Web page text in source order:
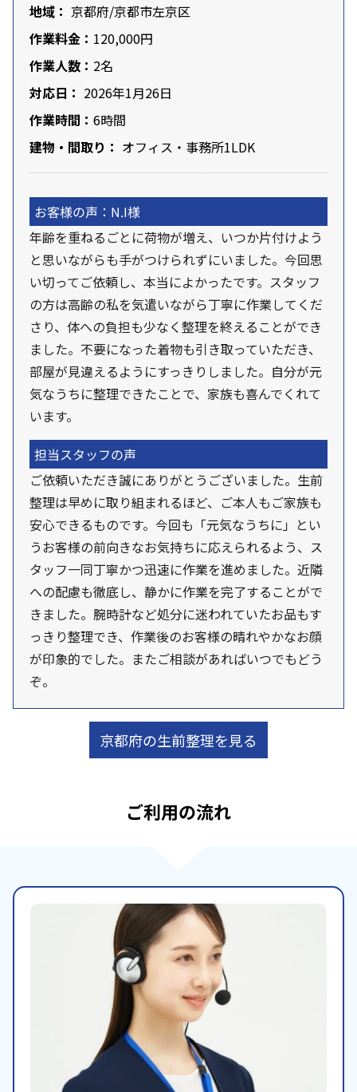
地域： 京都府/京都市左京区
作業料金： 120,000円
作業人数： 2名
対応日： 2026年1月26日
作業時間： 6時間
建物・間取り： オフィス・事務所1LDK
お客様の声：N.I様
年齢を重ねるごとに荷物が増え、いつか片付けよう
と思いながらも手がつけられずにいました。今回思
い切ってご依頼し、本当によかったです。スタッフ
の方は高齢の私を気遣いながら丁寧に作業してくだ
さり、体への負担も少なく整理を終えることができ
ました。不要になった着物も引き取っていただき、
部屋が見違えるようにすっきりしました。自分が元
気なうちに整理できたことで、家族も喜んでくれて
います。
担当スタッフの声
ご依頼いただき誠にありがとうございました。生前
整理は早めに取り組まれるほど、ご本人もご家族も
安心できるものです。今回も「元気なうちに」とい
うお客様の前向きなお気持ちに応えられるよう、ス
タッフ一同丁寧かつ迅速に作業を進めました。近隣
への配慮も徹底し、静かに作業を完了することがで
きました。腕時計など処分に迷われていたお品もす
っきり整理でき、作業後のお客様の晴れやかなお顔
が印象的でした。またご相談があればいつでもどう
ぞ。
京都府の生前整理を見る
ご利用の流れ